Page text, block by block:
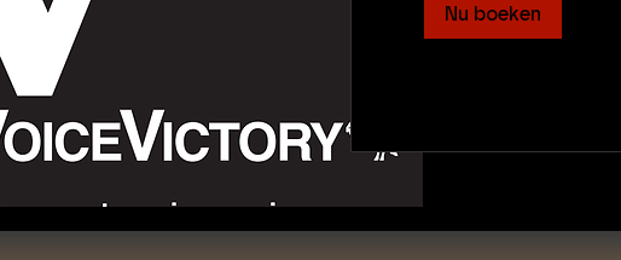
Nu boeken